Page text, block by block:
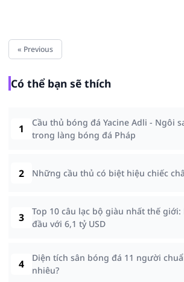
« Previous
Có thể bạn sẽ thích
1
Cầu thủ bóng đá Yacine Adli - Ngôi
trong làng bóng đá Pháp
2 Những cầu thủ có biệt hiệu chiếc
3
Top 10 câu lạc bộ giàu nhất thế giới:
đầu với 6,1 tỷ USD
4
Diện tích sân bóng đá 11 người
nhiêu?